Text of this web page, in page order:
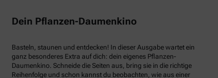
Dein Pflanzen-Daumenkino
Basteln, staunen und entdecken! In dieser Ausgabe wartet ein
ganz besonderes Extra auf dich: dein eigenes Pflanzen-
Daumenkino. Schneide die Seiten aus, bring sie in die richtige
Reihenfolge und schon kannst du beobachten, wie aus einer